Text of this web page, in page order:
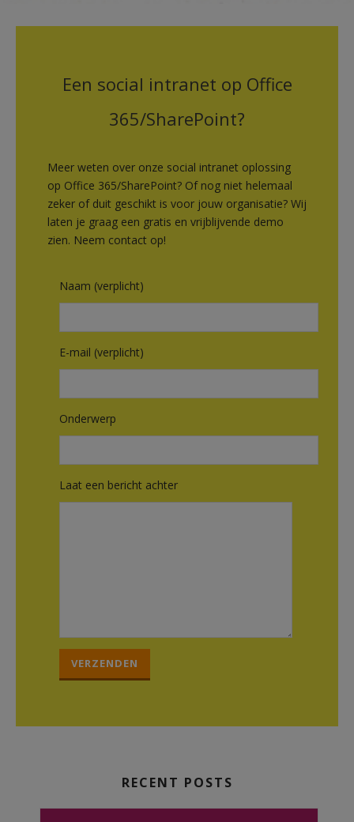
Een social intranet op Office
365/SharePoint?
Meer weten over onze social intranet oplossing
op Office 365/SharePoint? Of nog niet helemaal
zeker of duit geschikt is voor jouw organisatie? Wij
laten je graag een gratis en vrijblijvende demo
zien. Neem contact op!
Naam (verplicht)
E-mail (verplicht)
Onderwerp
Laat een bericht achter
Gelieve dit veld leeg te laten.
RECENT POSTS